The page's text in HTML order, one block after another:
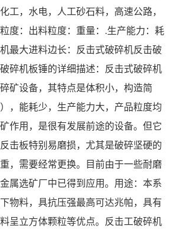
工，水电，人工砂石料，高速公路，
度：出料粒度：重量：.生产能力：耗
最大进料边长：反击式破碎机反击破
碎机板锤的详细描述：反击式破碎机
矿设备，其特点是体积小，构造简
，能耗少，生产能力大，产品粒度均
作用，是很有发展前途的设备。但它
击板特别易磨损，尤其是破碎坚硬的
，需要经常更换。目前由于一些耐磨
属选矿厂中已得到应用。用途：本系
物料，具抗压强最高可达兆帕，具有
呈立方体颗粒等优点。反击工破碎机